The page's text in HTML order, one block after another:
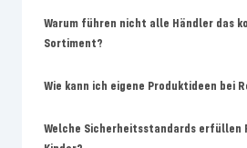
Warum führen nicht alle Händler das
Sortiment?
Wie kann ich eigene Produktideen bei
Welche Sicherheitsstandards